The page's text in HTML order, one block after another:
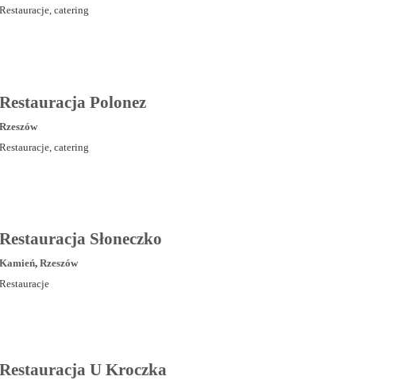
Restauracje, catering
Restauracja Polonez
Rzeszów
Restauracje, catering
Restauracja Słoneczko
Kamień, Rzeszów
Restauracje
Restauracja U Kroczka